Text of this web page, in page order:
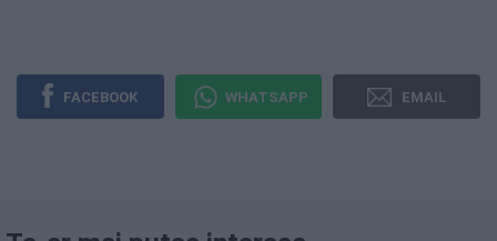
FACEBOOK WHATSAPP EMAIL